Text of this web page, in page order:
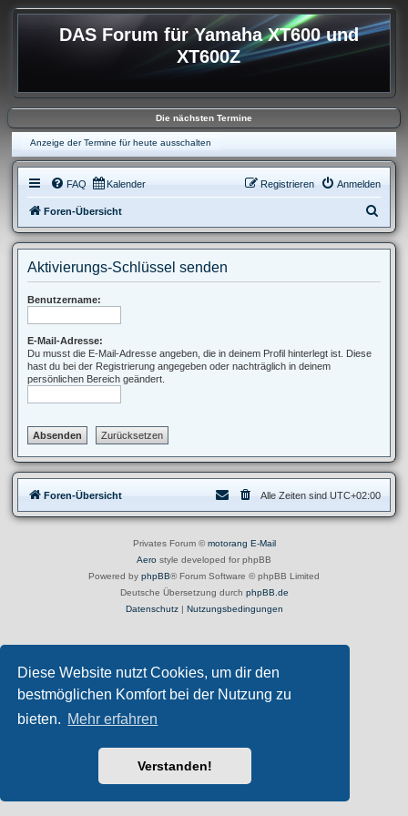
Diese Website nutzt Cookies, um dir den
bestmöglichen Komfort bei der Nutzung zu
bieten. Mehr erfahren
Verstanden!
DAS Forum für Yamaha XT600 und
XT600Z
Die nächsten Termine
Anzeige der Termine für heute ausschalten
FAQ Kalender Anmelden
Registrieren
Foren-Übersicht
u
Aktivierungs-Schlüssel senden
Benutzername:
E-Mail-Adresse:
Du musst die E-Mail-Adresse angeben, die in deinem Profil hinterlegt ist. Diese
hast du bei der Registrierung angegeben oder nachträglich in deinem
persönlichen Bereich geändert.
Foren-Übersicht Alle Zeiten sind UTC+02:00
Privates Forum ©motorang E-Mail
Aero style developed for phpBB
Powered by phpBB® Forum Software © phpBB Limited
Deutsche Übersetzung durch phpBB.de
Datenschutz| Nutzungsbedingungen